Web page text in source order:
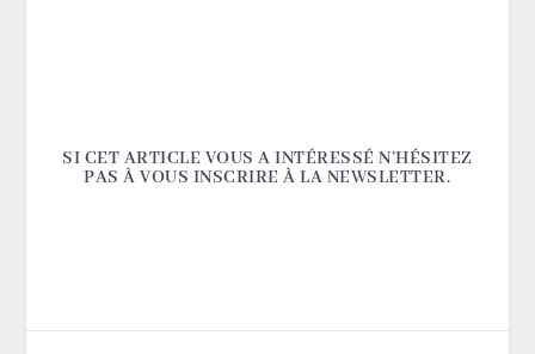
SI CET ARTICLE VOUS A INTÉRESSÉ N’HÉSITEZ
PAS À VOUS INSCRIRE À LA NEWSLETTER.